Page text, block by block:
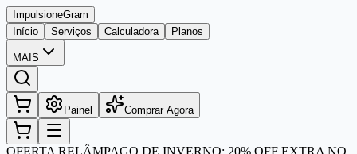
ImpulsioneGram
Início
Serviços Calculadora Planos
MAIS
Painel Comprar Agora
OFERTA RELÂMPAGO DE INVERNO: 20% OFF EXTRA NO